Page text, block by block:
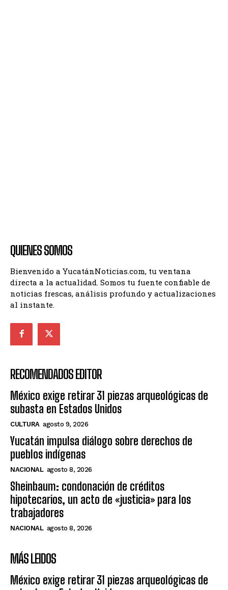
QUIENES SOMOS
Bienvenido a YucatánNoticias.com, tu ventana
directa a la actualidad. Somos tu fuente confiable de
noticias frescas, análisis profundo y actualizaciones
al instante.
RECOMENDADOS EDITOR
México exige retirar 31 piezas arqueológicas de
subasta en Estados Unidos
CULTURA agosto 9, 2026
Yucatán impulsa diálogo sobre derechos de
pueblos indígenas
NACIONAL agosto 8, 2026
Sheinbaum: condonación de créditos
hipotecarios, un acto de «justicia» para los
trabajadores
NACIONAL agosto 8, 2026
MÁS LEIDOS
México exige retirar 31 piezas arqueológicas de